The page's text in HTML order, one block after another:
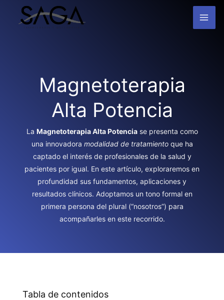
contenido
Magnetoterapia
Alta Potencia
La MagnetoterapiaAlta Potenciase presenta como
una innovadora modalidad de tratamientoque ha
captado el interés de profesionales de la salud y
pacientes por igual. En este artículo, exploraremos en
profundidad sus fundamentos, aplicaciones y
resultados clínicos. Adoptamos un tono formal en
primera persona del plural (“nosotros”) para
acompañarles en este recorrido.
Tabla de contenidos